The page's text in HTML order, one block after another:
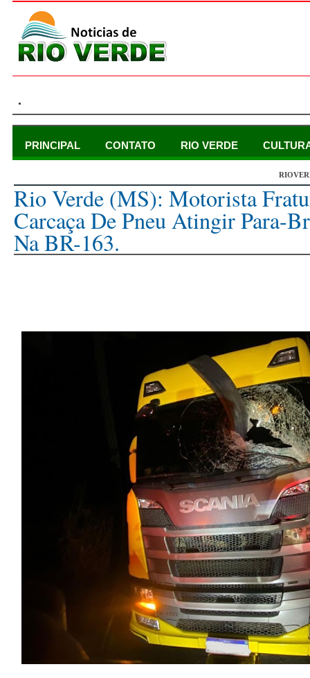
.
PRINCIPAL CONTATO RIO VERDE
Rio Verde (MS): Motorista
Carcaça De Pneu Atingir Para-
Na BR-163.